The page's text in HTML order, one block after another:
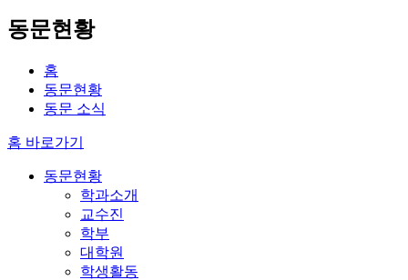
동문현황
홈
동문현황
동문 소식
홈 바로가기
동문현황
학과소개
교수진
학부
대학원
학생활동